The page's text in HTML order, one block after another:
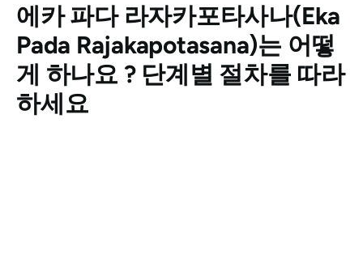
에카 파다 라자카포타사나(Eka
Pada Rajakapotasana)는 어떻
게 하나요 ? 단계별 절차를 따라
하세요